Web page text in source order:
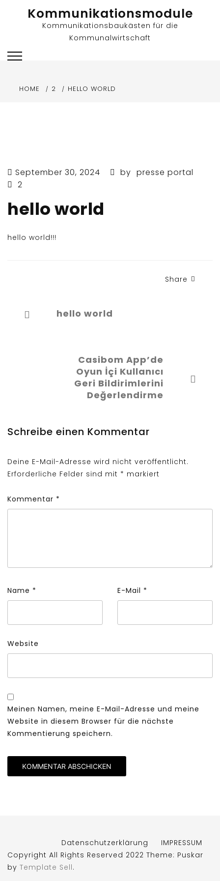
Kommunikationsmodule
Kommunikationsbaukästen für die
Kommunalwirtschaft
HOME 2 HELLO WORLD
September 30, 2024 by presse portal
2
hello world
hello world!!!
Share
hello world
Casibom App’de
Oyun İçi Kullanıcı
Geri Bildirimlerini
Değerlendirme
Schreibe einen Kommentar
Deine E-Mail-Adresse wird nicht veröffentlicht.
Erforderliche Felder sind mit * markiert
Kommentar *
Name * E-Mail *
Website
Meinen Namen, meine E-Mail-Adresse und meine
Website in diesem Browser für die nächste
Kommentierung speichern.
Copyright All Rights Reserved 2022 Theme: Puskar
by Template Sell.
Datenschutzerklärung IMPRESSUM